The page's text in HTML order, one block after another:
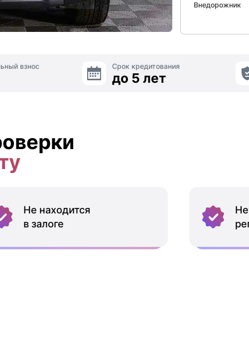
Внедорожник
взнос Срок кредитования
до 5 лет
Не находится
в залоге